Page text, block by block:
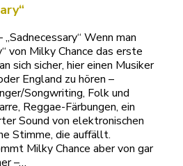
„Sadnecessary“ Wenn man
von Milky Chance das erste
sich sicher, hier einen Musiker
England zu hören –
Songwriting, Folk und
Reggae-Färbungen, ein
Sound von elektronischen
Stimme, die auffällt.
Milky Chance aber von gar
–…